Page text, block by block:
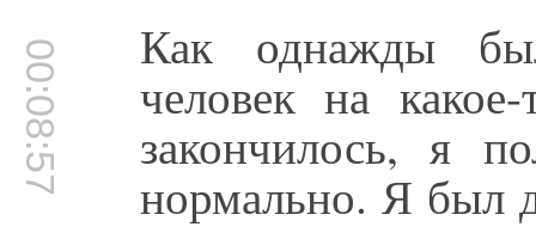
00:08:57 Как однажды
человек на
закончилось, я
нормально. Я был